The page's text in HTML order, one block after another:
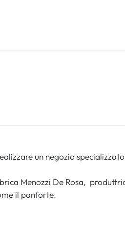
un negozio
Menozzi De Rosa,
il panforte.